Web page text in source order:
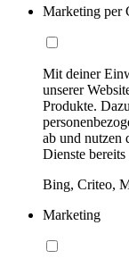
Marketing per
Mit deiner
unserer
Produkte.
ab und nutzen
Dienste bereits
Bing, Criteo,
Marketing